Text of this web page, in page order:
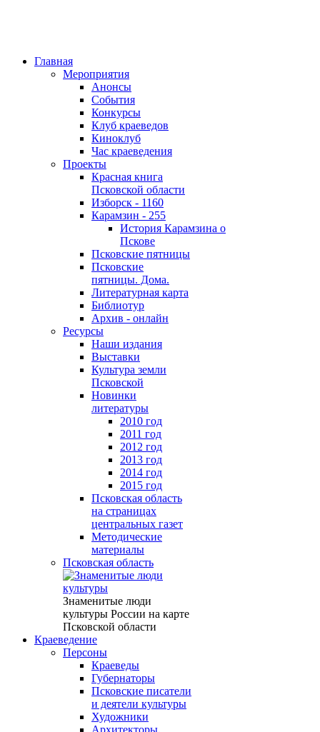
Главная
Мероприятия
Анонсы
События
Конкурсы
Клуб краеведов
Киноклуб
Час краеведения
Проекты
Красная книга
Псковской области
Изборск - 1160
Карамзин - 255
История Карамзина о
Пскове
Псковские пятницы
Псковские
пятницы. Дома.
Литературная карта
Библиотур
Архив - онлайн
Ресурсы
Наши издания
Выставки
Культура земли
Псковской
Новинки
литературы
2010 год
2011 год
2012 год
2013 год
2014 год
2015 год
Псковская область
на страницах
центральных газет
Методические
материалы
Псковская область
Знаменитые люди
культуры России на карте
Псковской области
Краеведение
Персоны
Краеведы
Губернаторы
Псковские писатели
и деятели культуры
Художники
Архитекторы,